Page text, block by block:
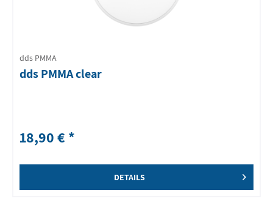
dds PMMA
dds PMMA clear
18,90 € *
DETAILS